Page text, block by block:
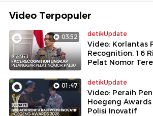
Video Terpopuler
03:52 detikUpdate
Video: Korlantas
Recognition, 16
Pelat Nomor
01:47 detikUpdate
Video: Peraih
Hoegeng
Polisi Inovatif